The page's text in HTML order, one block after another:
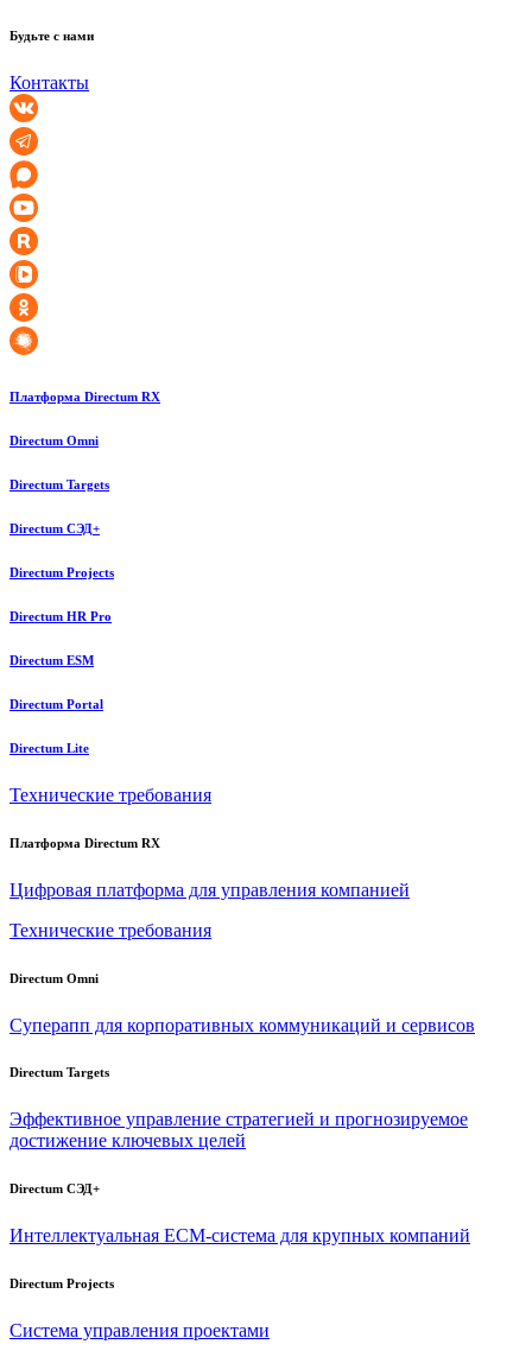
Будьте с нами
Контакты
Платформа Directum RX
Directum Omni
Directum Targets
Directum СЭД+
Directum Projects
Directum HR Pro
Directum ESM
Directum Portal
Directum Lite
Технические требования
Платформа Directum RX
Цифровая платформа для управления компанией
Технические требования
Directum Omni
Суперапп для корпоративных коммуникаций и сервисов
Directum Targets
Эффективное управление стратегией и прогнозируемое
достижение ключевых целей
Directum СЭД+
Интеллектуальная ECM-система для крупных компаний
Directum Projects
Система управления проектами